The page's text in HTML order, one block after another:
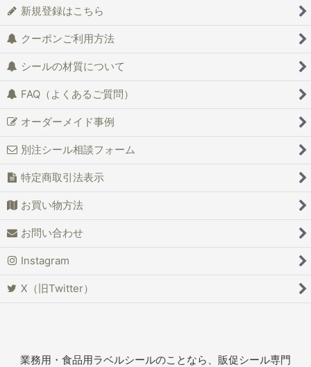
新規登録はこちら
クーポンご利用方法
シールの材質について
FAQ（よくあるご質問）
オーダーメイド事例
別注シール相談フォーム
特定商取引法表示
お買い物方法
お問い合わせ
Instagram
X（旧Twitter）
業務用・食品用ラベルシールのことなら、販促シール専門